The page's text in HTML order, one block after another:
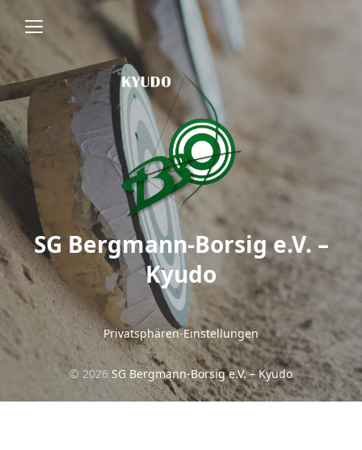
SG Bergmann-Borsig e.V. –
Kyudo
Privatsphären-Einstellungen
© 2026 SG Bergmann-Borsig e.V. – Kyudo